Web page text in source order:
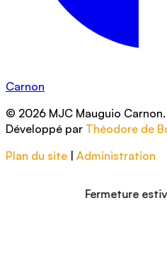
Carnon
© 2026 MJC Mauguio
Développé par Théodore de
Plan du site | Administration
Fermeture estivale